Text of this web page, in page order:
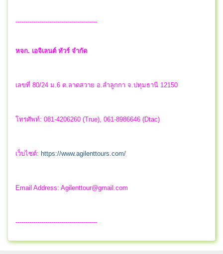
-----------------------------------------
หจก. เอจิเลนต์ ทัวร์ จำกัด
เลขที่ 80/24 ม.6 ต.ลาดสวาย อ.ลำลูกกา จ.ปทุมธานี 12150
โทรศัพท์: 081-4206260 (True), 061-8986646 (Dtac)
เว็บไซต์: https://www.agilenttours.com/
Email Address: Agilenttour@gmail.com
-----------------------------------------